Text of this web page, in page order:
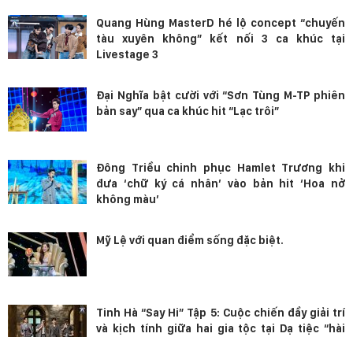
Quang Hùng MasterD hé lộ concept “chuyến
tàu xuyên không” kết nối 3 ca khúc tại
Livestage 3
Đại Nghĩa bật cười với “Sơn Tùng M-TP phiên
bản say” qua ca khúc hit “Lạc trôi”
Đông Triều chinh phục Hamlet Trương khi
đưa ‘chữ ký cá nhân’ vào bản hit ‘Hoa nở
không màu’
Mỹ Lệ với quan điểm sống đặc biệt.
Tinh Hà “Say Hi” Tập 5: Cuộc chiến đầy giải trí
và kịch tính giữa hai gia tộc tại Dạ tiệc “hài